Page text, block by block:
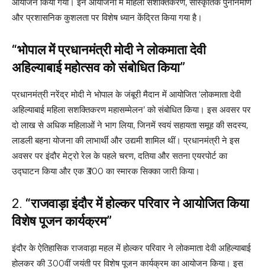
और प्रशासनिक कुशलता पर विशेष ध्यान केंद्रित किया गया है।
“भोपाल में प्रधानमंत्री मोदी ने लोकमाता देवी
अहिल्याबाई महोत्सव को संबोधित किया”
प्रधानमंत्री नरेंद्र मोदी ने भोपाल के जंबूरी मैदान में आयोजित ‘लोकमाता देवी
अहिल्याबाई महिला सशक्तिकरण महासम्मेलन’ को संबोधित किया। इस अवसर पर
दो लाख से अधिक महिलाओं ने भाग लिया, जिनमें स्वयं सहायता समूह की सदस्य,
लाडली बहना योजना की लाभार्थी और उद्यमी शामिल थीं। प्रधानमंत्री ने इस
अवसर पर इंदौर मेट्रो रेल के पहले चरण, दतिया और सतना एयरपोर्ट का
उद्घाटन किया और एक ₹300 का स्मारक सिक्का जारी किया।
2. “राजवाड़ा इंदौर में होल्कर परिवार ने आयोजित किया
विशेष पूजन कार्यक्रम”
इंदौर के ऐतिहासिक राजवाड़ा महल में होल्कर परिवार ने लोकमाता देवी अहिल्याबाई
होलकर की 300वीं जयंती पर विशेष पूजन कार्यक्रम का आयोजन किया। इस